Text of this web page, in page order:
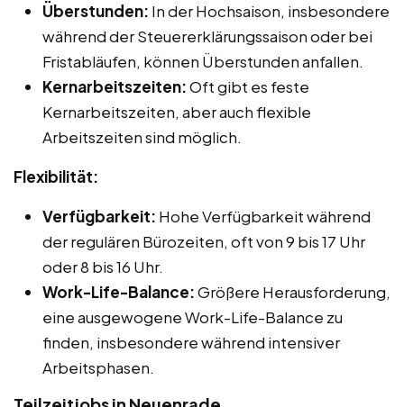
Überstunden: In der Hochsaison, insbesondere
während der Steuererklärungssaison oder bei
Fristabläufen, können Überstunden anfallen.
Kernarbeitszeiten:Oft gibt es feste
Kernarbeitszeiten, aber auch flexible
Arbeitszeiten sind möglich.
Flexibilität:
Verfügbarkeit: Hohe Verfügbarkeit während
der regulären Bürozeiten, oft von 9 bis 17 Uhr
oder 8 bis 16 Uhr.
Work-Life-Balance:Größere Herausforderung,
eine ausgewogene Work-Life-Balance zu
finden, insbesondere während intensiver
Arbeitsphasen.